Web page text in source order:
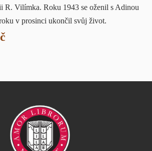
R. Vilímka. Roku 1943 se oženil s Adinou
v prosinci ukončil svůj život.